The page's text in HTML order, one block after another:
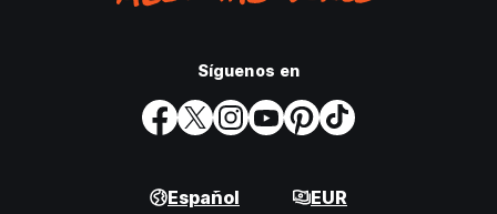
Síguenos en
Español EUR